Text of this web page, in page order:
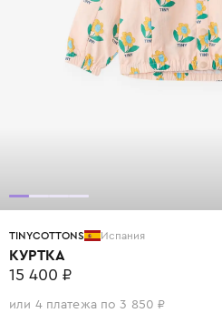
TINYCOTTONS Испания
КУРТКА
15 400 ₽
или 4 платежа по 3 850 ₽